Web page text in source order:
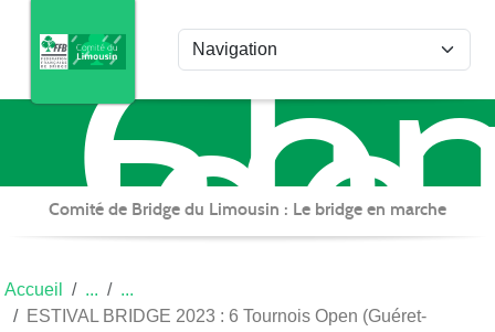
de
Comité de Bridge du Limousin : Le bridge en marche
Accueil
ESTIVAL BRIDGE 2023 : 6 Tournois Open (Guéret-